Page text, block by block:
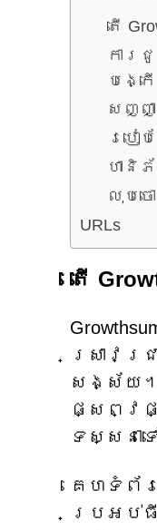
តើ
ការ
បង្ក
សញ្ញ
របៀ
ហានិ
លុបច
URLs
តើ
ស្រាវជ្
សង្ស័យ។
ផ្សព្វ
ទស្សនា
គេហទំព័
ប្រអប់ធី